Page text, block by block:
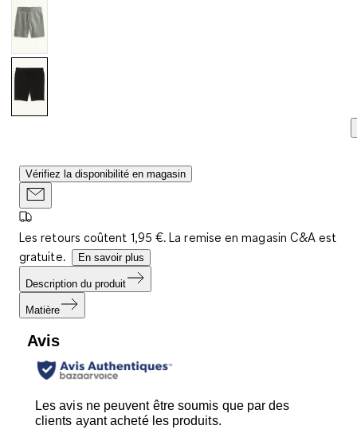
Vérifiez la disponibilité en magasin
Les retours coûtent 1,95 €. La remise en magasin C&A est
gratuite.
En savoir plus
Description du produit
Matière
Avis
Les avis ne peuvent être soumis que par des
clients ayant acheté les produits.